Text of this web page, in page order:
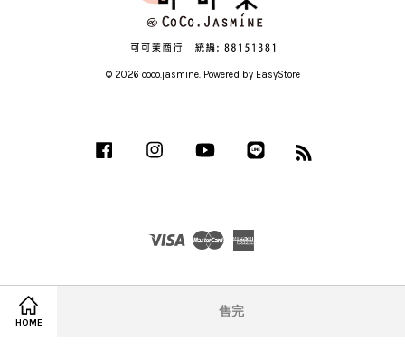
HOME
售完
© 2026 coco.jasmine. Powered by EasyStore
Facebook Instagram YouTube
Visa Master